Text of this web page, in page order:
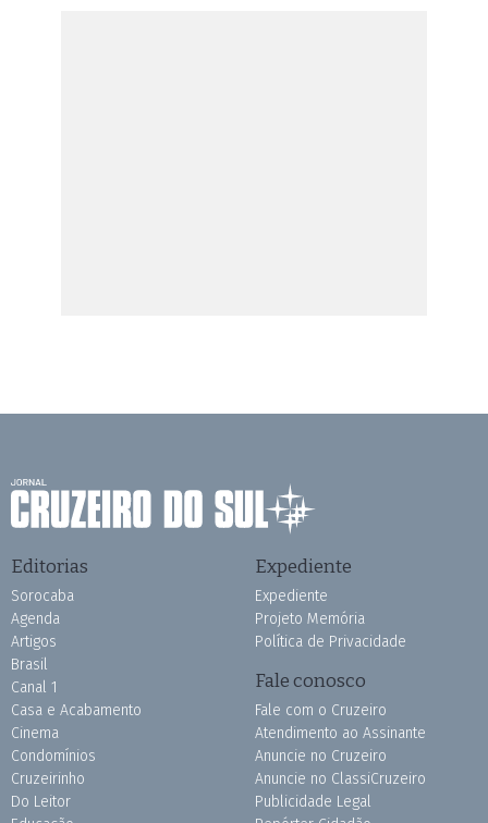
Editorias
Sorocaba
Agenda
Artigos
Brasil
Canal 1
Casa e Acabamento
Cinema
Condomínios
Cruzeirinho
Do Leitor
Expediente
Expediente
Projeto Memória
Política de Privacidade
Fale conosco
Fale com o Cruzeiro
Atendimento ao Assinante
Anuncie no Cruzeiro
Anuncie no ClassiCruzeiro
Publicidade Legal